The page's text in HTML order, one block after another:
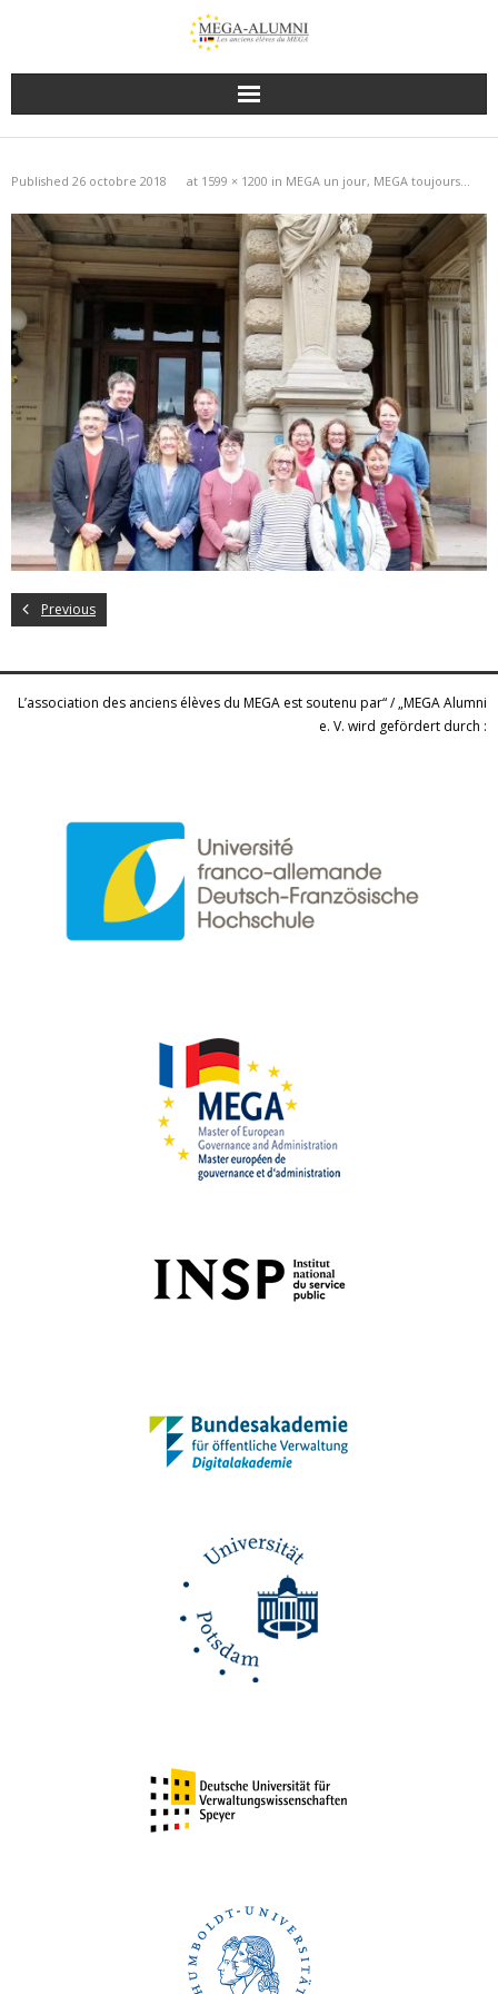
Published 26 octobre 2018 at 1599 × 1200 in MEGA un jour, MEGA toujours…
Previous
L’association des anciens élèves du MEGA est soutenu par“ / „MEGA Alumni
e. V. wird gefördert durch :